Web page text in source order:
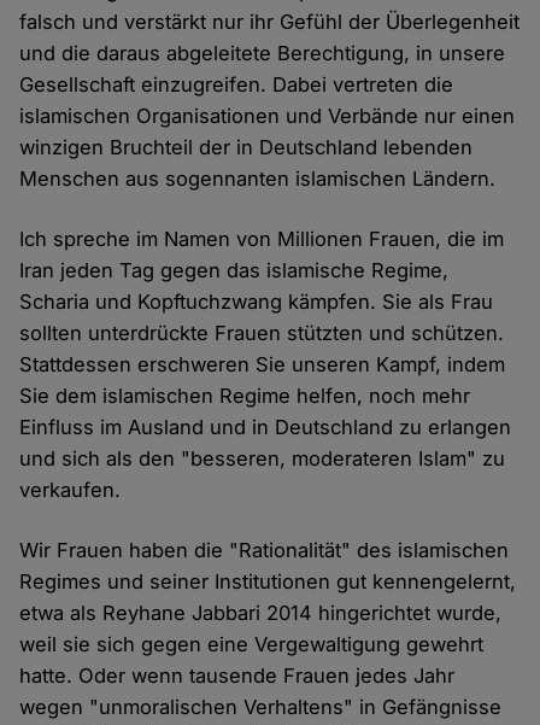
falsch und verstärkt nur ihr Gefühl der Überlegenheit
und die daraus abgeleitete Berechtigung, in unsere
Gesellschaft einzugreifen. Dabei vertreten die
islamischen Organisationen und Verbände nur einen
winzigen Bruchteil der in Deutschland lebenden
Menschen aus sogennanten islamischen Ländern.
Ich spreche im Namen von Millionen Frauen, die im
Iran jeden Tag gegen das islamische Regime,
Scharia und Kopftuchzwang kämpfen. Sie als Frau
sollten unterdrückte Frauen stützten und schützen.
Stattdessen erschweren Sie unseren Kampf, indem
Sie dem islamischen Regime helfen, noch mehr
Einfluss im Ausland und in Deutschland zu erlangen
und sich als den "besseren, moderateren Islam" zu
verkaufen.
Wir Frauen haben die "Rationalität" des islamischen
Regimes und seiner Institutionen gut kennengelernt,
etwa als Reyhane Jabbari 2014 hingerichtet wurde,
weil sie sich gegen eine Vergewaltigung gewehrt
hatte. Oder wenn tausende Frauen jedes Jahr
wegen "unmoralischen Verhaltens" in Gefängnisse